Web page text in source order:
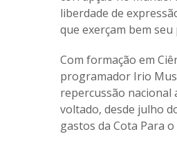
liberdade de
que exerçam bem
Com formação em
programador Irio
repercussão
voltado, desde julho
gastos da Cota Para